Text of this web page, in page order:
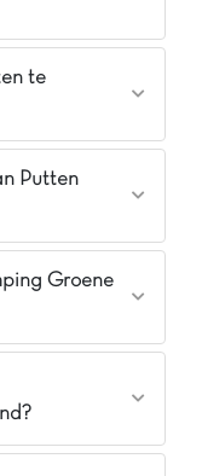
te
Putten
Groene